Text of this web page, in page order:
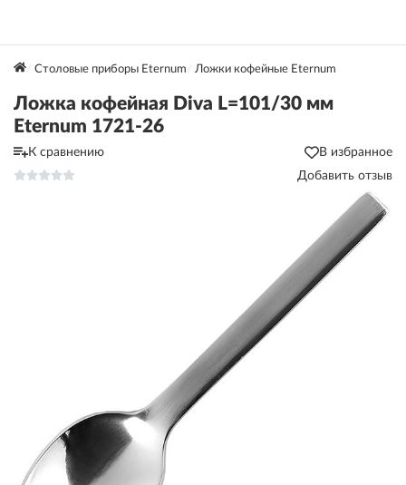
Столовые приборы Eternum Ложки кофейные Eternum
Ложка кофейная Diva L=101/30 мм
Eternum 1721-26
К сравнению
В избранное
Добавить отзыв